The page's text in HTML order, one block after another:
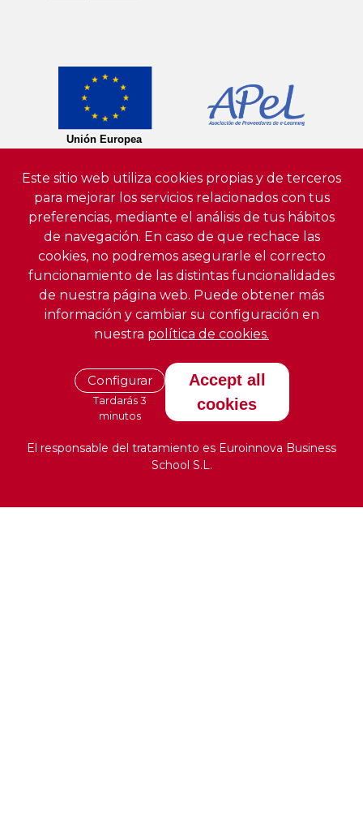
Este sitio web utiliza cookies propias y de terceros
para mejorar los servicios relacionados con tus
preferencias, mediante el análisis de tus hábitos
de navegación. En caso de que rechace las
cookies, no podremos asegurarle el correcto
funcionamiento de las distintas funcionalidades
de nuestra página web. Puede obtener más
información y cambiar su configuración en
nuestra política de cookies.
Configurar
Tardarás 3
minutos
Accept all
cookies
El responsable del tratamiento es Euroinnova Business
School S.L.